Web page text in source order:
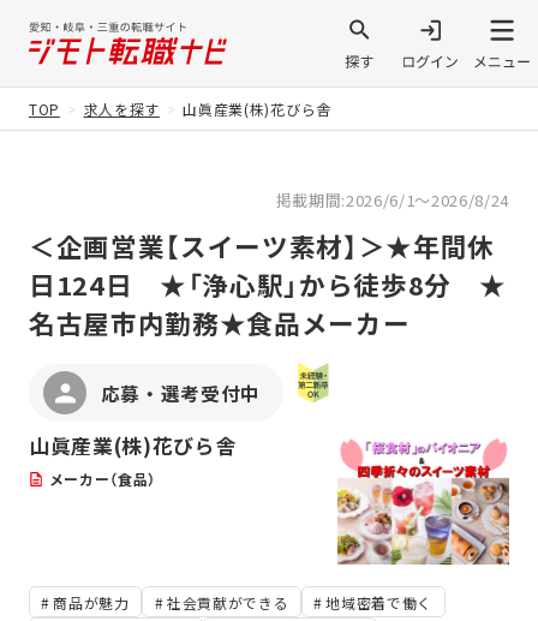
TOP 求人を探す 山眞産業(株)花びら舎
掲載期間:2026/6/1～2026/8/24
＜企画営業【スイーツ素材】＞★年間休
日124日 ★「浄心駅」から徒歩8分 ★
名古屋市内勤務★食品メーカー
応募・選考受付中
山眞産業(株)花びら舎
メーカー（食品）
商品が魅力 社会貢献ができる
地域密着で働く